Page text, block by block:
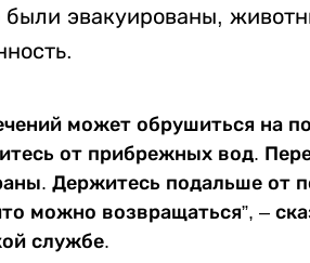
эвакуированы,
может обрушиться на
от прибрежных вод.
Держитесь подальше от
можно возвращаться”, –
службе.